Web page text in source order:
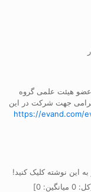
عضو هیئت علمی گروه
گرامی جهت شرکت در این
https://evand.com/
به این نوشته کلیک کنید!
0 میانگین:0
]